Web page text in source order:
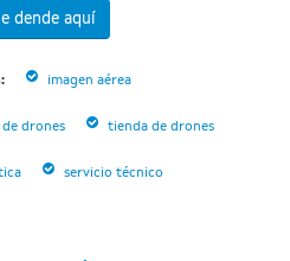
dende aquí
imagen aérea
drones tienda de drones
servicio técnico